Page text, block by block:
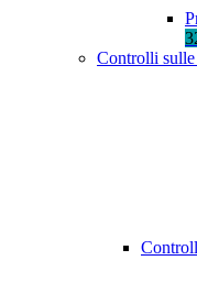
Controlli sulle